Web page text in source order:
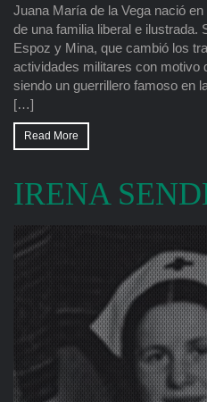
Juana María de la Vega nació
de una familia liberal e
Espoz y Mina, que cambió los
actividades militares con motivo
siendo un guerrillero famoso en
[…]
Read More
IRENA